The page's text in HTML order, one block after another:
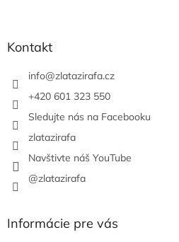
Kontakt
info@zlatazirafa.cz
+420 601 323 550
Sledujte nás na Facebooku
zlatazirafa
Navštivte náš YouTube
@zlatazirafa
Informácie pre vás